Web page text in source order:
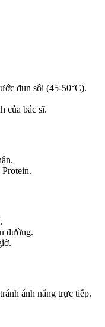
đun sôi (45-50°C).
của bác sĩ.
đường.
ánh nắng trực tiếp.